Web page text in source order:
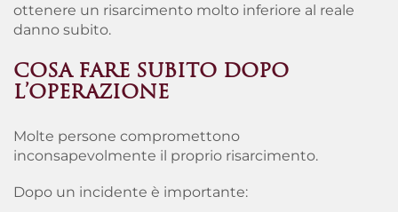
ottenere un risarcimento molto inferiore al reale
danno subito.
COSA FARE SUBITO DOPO
L’OPERAZIONE
Molte persone compromettono
inconsapevolmente il proprio risarcimento.
Dopo un incidente è importante: